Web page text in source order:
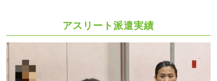
アスリート派遣実績